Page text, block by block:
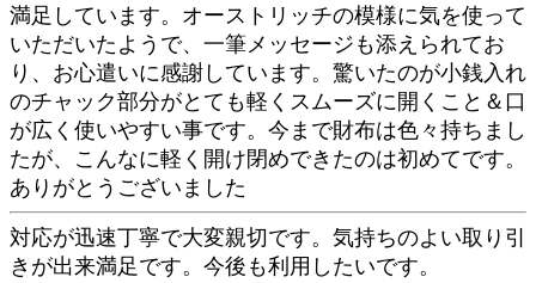
満足しています。オーストリッチの模様に気を使って
いただいたようで、一筆メッセージも添えられてお
り、お心遣いに感謝しています。驚いたのが小銭入れ
のチャック部分がとても軽くスムーズに開くこと＆口
が広く使いやすい事です。今まで財布は色々持ちまし
たが、こんなに軽く開け閉めできたのは初めてです。
ありがとうございました
対応が迅速丁寧で大変親切です。気持ちのよい取り引
きが出来満足です。今後も利用したいです。